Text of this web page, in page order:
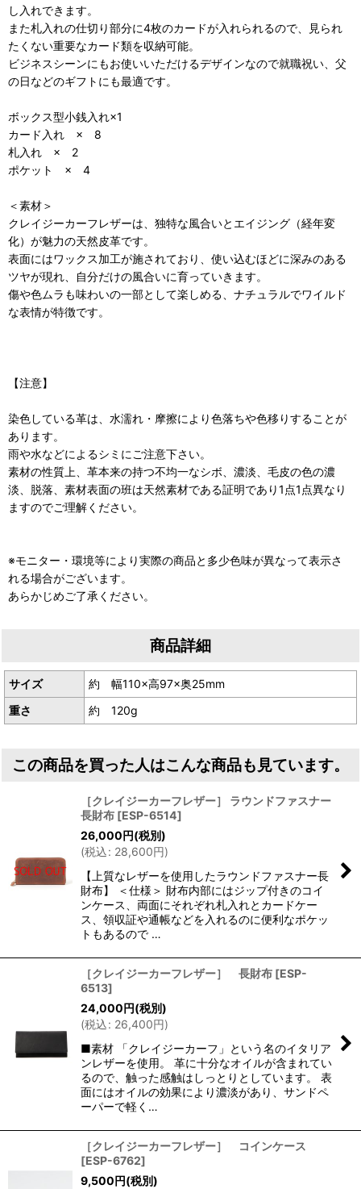
し入れできます。
また札入れの仕切り部分に4枚のカードが入れられるので、見られ
たくない重要なカード類を収納可能。
ビジネスシーンにもお使いいただけるデザインなので就職祝い、父
の日などのギフトにも最適です。
ボックス型小銭入れ×1
カード入れ × 8
札入れ × 2
ポケット × 4
＜素材＞
クレイジーカーフレザーは、独特な風合いとエイジング（経年変
化）が魅力の天然皮革です。
表面にはワックス加工が施されており、使い込むほどに深みのある
ツヤが現れ、自分だけの風合いに育っていきます。
傷や色ムラも味わいの一部として楽しめる、ナチュラルでワイルド
な表情が特徴です。
【注意】
染色している革は、水濡れ・摩擦により色落ちや色移りすることが
あります。
雨や水などによるシミにご注意下さい。
素材の性質上、革本来の持つ不均一なシボ、濃淡、毛皮の色の濃
淡、脱落、素材表面の班は天然素材である証明であり1点1点異なり
ますのでご理解ください。
※モニター・環境等により実際の商品と多少色味が異なって表示さ
れる場合がございます。
あらかじめご了承ください。
商品詳細
サイズ
約 幅110×高97×奥25mm
重さ
約 120g
この商品を買った人はこんな商品も見ています。
［クレイジーカーフレザー］ ラウンドファスナー
長財布 [ESP-6514]
26,000円(税別)
(税込: 28,600円)
【上質なレザーを使用したラウンドファスナー長
財布】 ＜仕様＞ 財布内部にはジップ付きのコイ
ンケース、両面にそれぞれ札入れとカードケー
ス、領収証や通帳などを入れるのに便利なポケッ
トもあるので …
［クレイジーカーフレザー］ 長財布 [ESP-
6513]
24,000円(税別)
(税込: 26,400円)
■素材 「クレイジーカーフ」という名のイタリア
ンレザーを使用。 革に十分なオイルが含まれてい
るので、触った感触はしっとりとしています。 表
面にはオイルの効果により濃淡があり、サンドペ
ーパーで軽く…
［クレイジーカーフレザー］ コインケース
[ESP-6762]
9,500円(税別)